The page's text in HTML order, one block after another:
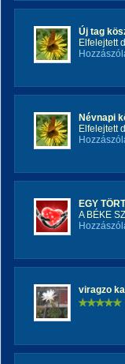
Új tag
Elfelejtett
Névnapi
Elfelejtett
EGY
A BÉKE
viragzo